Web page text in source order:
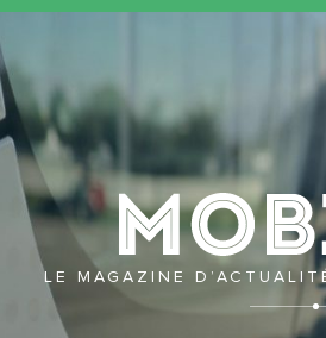
LE MAGAZINE